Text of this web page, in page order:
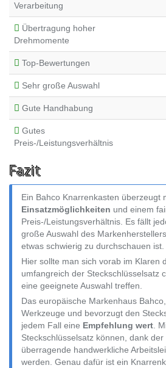
Verarbeitung
Übertragung hoher
Drehmomente
Top-Bewertungen
Sehr große Auswahl
Gute Handhabung
Gutes
Preis-/Leistungsverhältnis
Fazit
Ein Bahco Knarrenkasten überzeugt
Einsatzmöglichkeiten und einem
Preis-/Leistungsverhältnis. Es fällt
große Auswahl des
etwas schwierig zu durchschauen ist.
Hier sollte man sich vorab im Klaren
umfangreich der Steckschlüsselsatz
eine geeignete Auswahl treffen.
Das europäische Markenhaus
Werkzeuge und bevorzugt den
jedem Fall eine Empfehlung wert.
Steckschlüsselsatz können, dank
überragende handwerkliche
werden. Genau dafür ist ein